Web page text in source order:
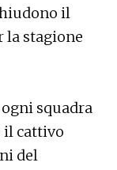
il
la stagione
squadra
il cattivo
del